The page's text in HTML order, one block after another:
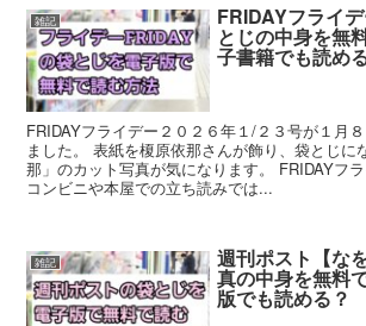
雑記 FRIDAYフライ
とじの中身を無
子書籍でも読め
FRIDAYフライデー２０２６年１/２３号が１月
ました。 表紙を榎原依那さんが飾り、袋とじに
那」のカット写真が気になります。 FRIDAYフラ
コンビニや本屋での立ち読みでは...
雑記 週刊ポスト【な
真の中身を無料
版でも読める？